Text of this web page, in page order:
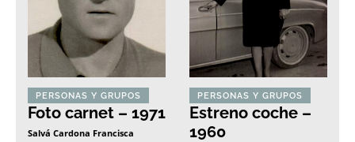
PERSONAS Y GRUPOS
Foto carnet – 1971
Salvá Cardona Francisca
PERSONAS Y GRUPOS
Estreno coche –
1960